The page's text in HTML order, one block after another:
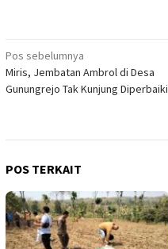
Navigasi
pos
Pos sebelumnya
Miris, Jembatan Ambrol di Desa
Gunungrejo Tak Kunjung Diperbaiki
POS TERKAIT